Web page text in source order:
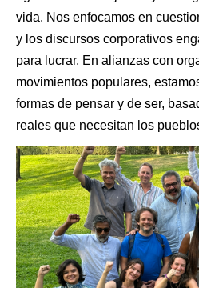
vida. Nos enfocamos en
y los discursos corporativos
para lucrar. En alianzas con
movimientos populares,
formas de pensar y de ser,
reales que necesitan los
img_1320.jpg